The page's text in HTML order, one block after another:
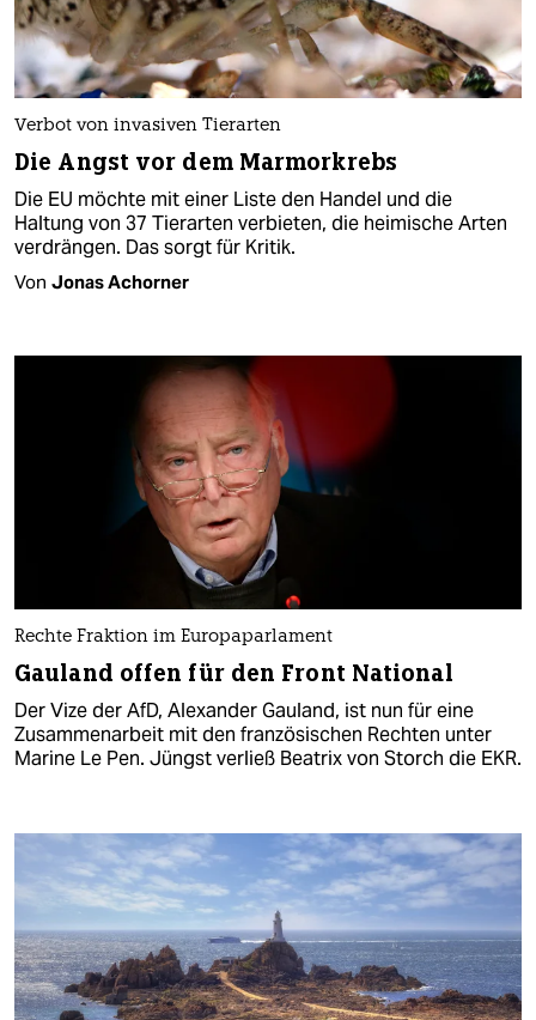
Verbot von invasiven Tierarten
Die Angst vor dem Marmorkrebs
Die EU möchte mit einer Liste den Handel und die
Haltung von 37 Tierarten verbieten, die heimische Arten
verdrängen. Das sorgt für Kritik.
Von Jonas Achorner
Rechte Fraktion im Europaparlament
Gauland offen für den Front National
Der Vize der AfD, Alexander Gauland, ist nun für eine
Zusammenarbeit mit den französischen Rechten unter
Marine Le Pen. Jüngst verließ Beatrix von Storch die EKR.